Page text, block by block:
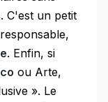
C'est un petit
. Enfin, si
ou Arte,
». Le